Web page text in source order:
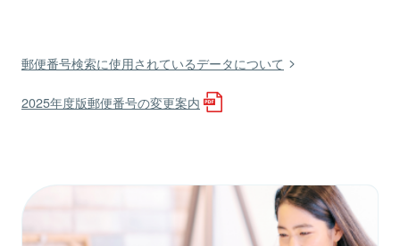
郵便番号検索に使用されているデータについて
2025年度版郵便番号の変更案内